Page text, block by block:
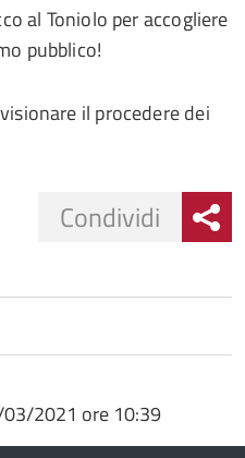
al Toniolo per accogliere
pubblico!
il procedere dei
Facebook
su
Twitter
Condividi
su
Condividi
Condividi
2021 ore 10:39